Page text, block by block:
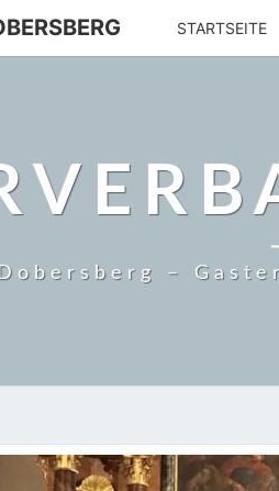
STARTSEITE
Dobersberg –